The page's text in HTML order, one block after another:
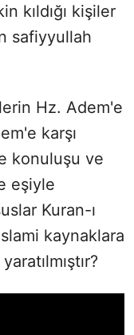
kıldığı kişiler
safiyyullah
Hz. Adem'e
karşı
konuluşu ve
eşiyle
Kuran-ı
kaynaklara